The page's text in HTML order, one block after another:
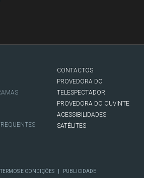
CONTACTOS
PROVEDORA DO
TELESPECTADOR
PROVEDORA DO OUVINTE
ACESSIBILIDADES
SATÉLITES
TERMOS E CONDIÇÕES | PUBLICIDADE